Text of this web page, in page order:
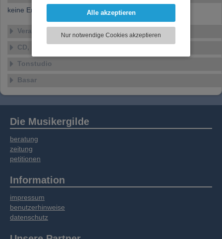
Funktionen für soziale Medien anbieten zu
zu analysieren. Dabei werden ggf.
Informationen zu Ihrer Verwendung unserer
soziale Medien, Werbung und Analysen
Alle akzeptieren
Nur notwendige Cookies akzeptieren
keine Ensembles verfügbar
Veranstaltungen
CD, DVD, Vinyl
Tonstudio
Basar
Die Musikergilde
beratung
zeitung
petitionen
Information
impressum
benutzerhinweise
datenschutz